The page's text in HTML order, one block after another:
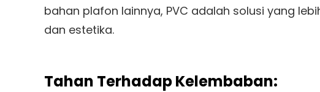
bahan plafon lainnya, PVC adalah solusi yang
dan estetika.
Tahan Terhadap Kelembaban: